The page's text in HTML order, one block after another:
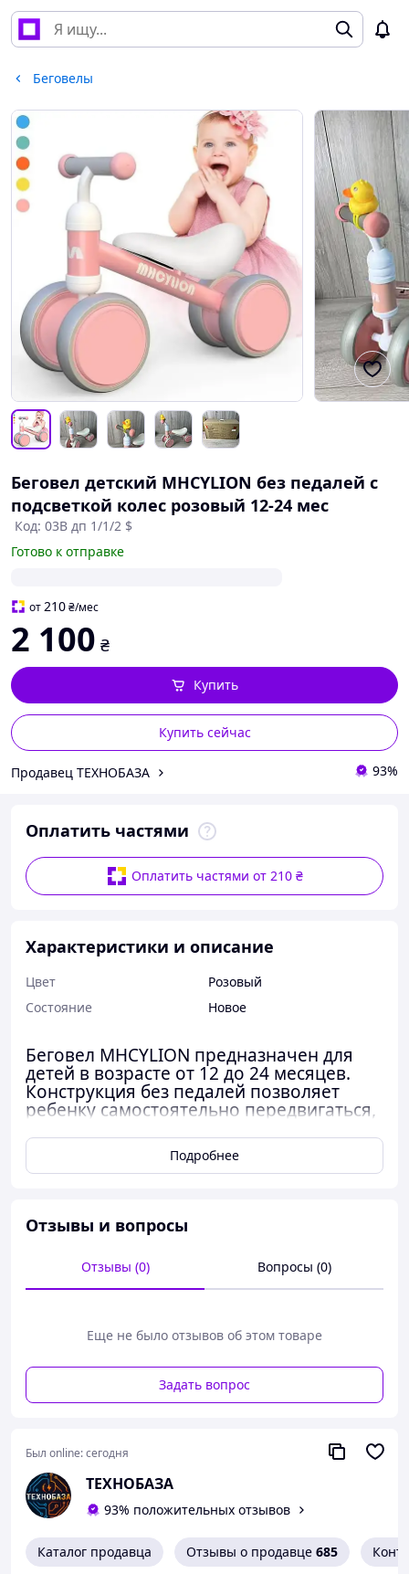
Беговелы
Беговел детский MHCYLION без педалей с
подсветкой колес розовый 12-24 мес
Код: 03В дп 1/1/2 $
Готово к отправке
от210₴/мес
2 100 ₴
Купить сейчас
Купить
Продавец ТЕХНОБАЗА 93%
Оплатить частями
Оплатить частями от 210 ₴
Характеристики и описание
Цвет
Розовый
Состояние
Новое
Беговел MHCYLION предназначен для
детей в возрасте от 12 до 24 месяцев.
Конструкция без педалей позволяет
ребенку самостоятельно передвигаться,
баланс и координацию движений.
Оснащен четырьмя колесами с
делает использование более
интересным для ребенка. Колеса
использования как в помещении, так и
на улице. Конструкция устойчивая,
– Тип: беговел (балансирующий
велосипед)
– Возраст: 12–24 месяца
– Конструкция: без педалей
– Особенности: подсветка колес,
Подробнее
Отзывы и вопросы
Отзывы (0) Вопросы (0)
Еще не было отзывов об этом товаре
Задать вопрос
Был online:сегодня
ТЕХНОБАЗА
93% положительных отзывов
Каталог продавца Отзывы о продавце 685